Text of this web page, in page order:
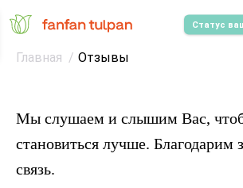
Статус
Главная Отзывы
Мы слушаем и слышим Вас,
становиться лучше. Благодарим
связь.